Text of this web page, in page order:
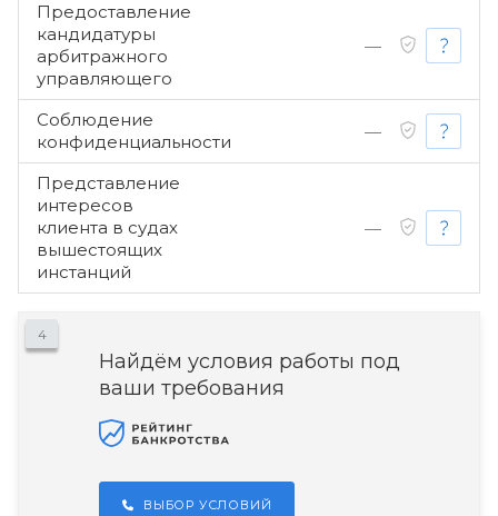
Предоставление
кандидатуры
арбитражного
управляющего
—
Соблюдение
конфиденциальности
—
Представление
интересов
клиента в судах
вышестоящих
инстанций
—
4
Найдём условия работы под
ваши требования
ВЫБОР УСЛОВИЙ